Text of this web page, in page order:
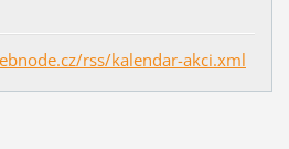
rss/kalendar-akci.xml